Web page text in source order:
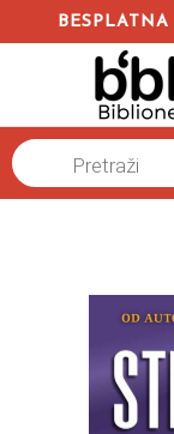
BESPLATNA
Products
search